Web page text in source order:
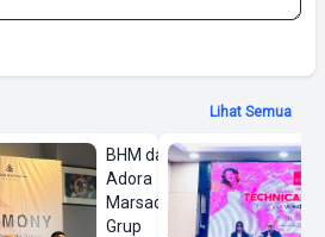
Lihat Semua
BHM dan
Adora
Marsada
Grup